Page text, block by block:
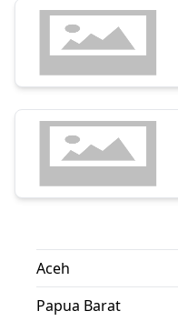
Aceh
Papua Barat